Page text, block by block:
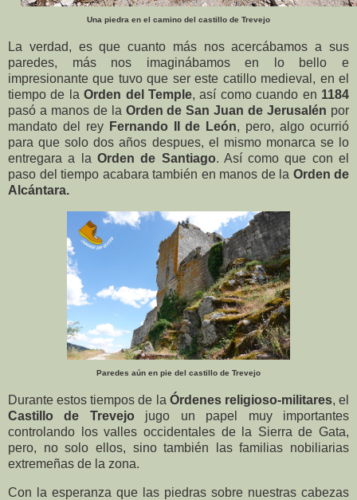
Una piedra en el camino del castillo de Trevejo
La verdad, es que cuanto más nos acercábamos a sus
paredes, más nos imaginábamos en lo bello e
impresionante que tuvo que ser este catillo medieval, en el
tiempo de laOrden del Temple, así como cuando en 1184
pasó a manos de la Orden de San Juan de Jerusalén por
mandato del rey Fernando II de León, pero, algo ocurrió
para que solo dos años despues, el mismo monarca se lo
entregara a la Orden de Santiago. Así como que con el
paso del tiempo acabara también en manos de la Orden de
Alcántara.
Paredes aún en pie del castillo de Trevejo
Durante estos tiempos de la Órdenes religioso-militares, el
Castillo de Trevejo jugo un papel muy importantes
controlando los valles occidentales de la Sierra de Gata,
pero, no solo ellos, sino también las familias nobiliarias
extremeñas de la zona.
Con la esperanza que las piedras sobre nuestras cabezas